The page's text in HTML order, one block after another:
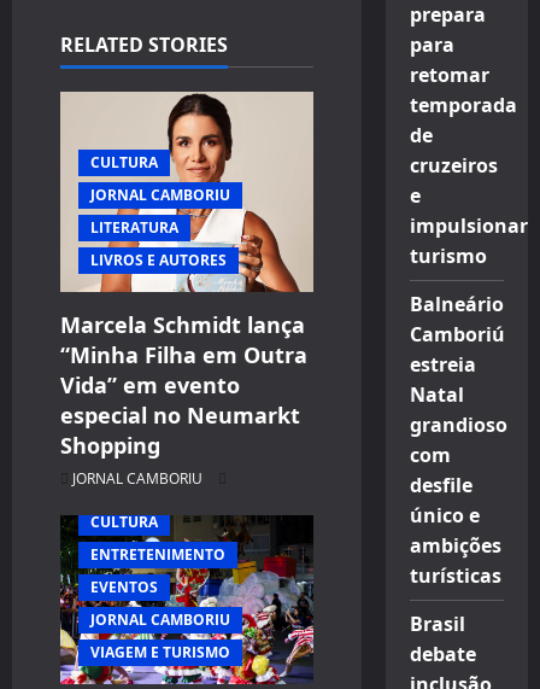
i
g
a
o
n
RELATED STORIES
CULTURA
JORNAL CAMBORIU
LITERATURA
LIVROS E AUTORES
Marcela Schmidt lança
“Minha Filha em Outra
Vida” em evento
especial no Neumarkt
Shopping
JORNAL CAMBORIU
CULTURA
ENTRETENIMENTO
EVENTOS
JORNAL CAMBORIU
VIAGEM E TURISMO
prepara
para
retomar
temporada
de
cruzeiros
e
impulsionar
turismo
Balneário
Camboriú
estreia
Natal
grandioso
com
desfile
único e
ambições
turísticas
Brasil
debate